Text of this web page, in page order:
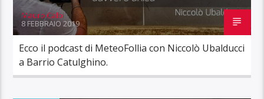
Mauro Calbi
8 FEBBRAIO 2019
Ecco il podcast di MeteoFollia con Niccolò Ubalducci
a Barrio Catulghino.